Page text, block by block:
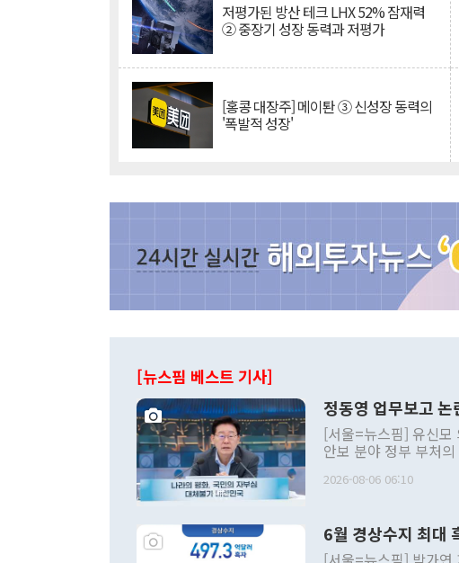
저평가된 방산 테크 LHX 52% 잠재력
② 중장기 성장 동력과 저평가
[홍콩 대장주] 메이퇀 ③ 신성장 동력의
'폭발적 성장'
[뉴스핌 베스트 기사]
정동영 업무보고 논
[서울=뉴스핌] 유신모
안보 분야 정부 부처
발언 중에는 정부 내
주의적 희망에 근거한
관의 대북 정책 관련
2026-08-06 06:10
6월 경상수지 최대